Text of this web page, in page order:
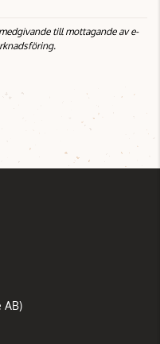
till mottagande av e-
AB)